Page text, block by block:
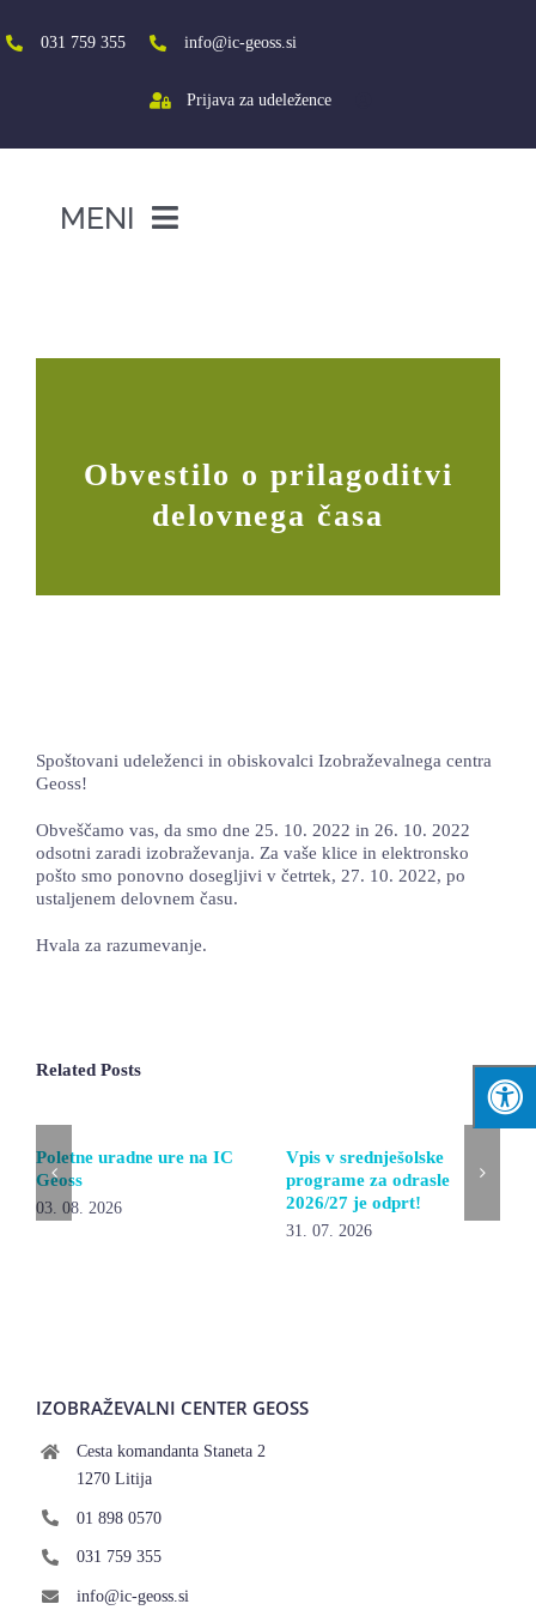
to
content
031 759 355 info@ic-geoss.si
Prijava za udeležence
MENI
PROJEKTI
SOCIALNA AKTIVACIJA+
Obvestilo o prilagoditvi
delovnega časa
Spoštovani udeleženci in obiskovalci Izobraževalnega centra
Geoss!
Obveščamo vas, da smo dne 25. 10. 2022 in 26. 10. 2022
odsotni zaradi izobraževanja. Za vaše klice in elektronsko
pošto smo ponovno dosegljivi v četrtek, 27. 10. 2022, po
ustaljenem delovnem času.
Hvala za razumevanje.
Related Posts
Poletne uradne ure na IC
Geoss
03. 08. 2026
Vpis v srednješolske
programe za odrasle
2026/27 je odprt!
31. 07. 2026
IZOBRAŽEVALNI CENTER GEOSS
Cesta komandanta Staneta 2
1270 Litija
01 898 0570
031 759 355
info@ic-geoss.si